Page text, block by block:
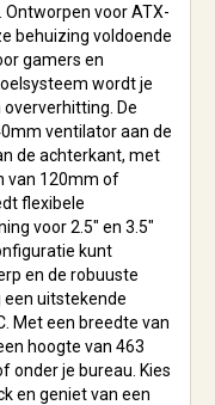
voor ATX-
behuizing voldoende
gamers en
wordt je
De
ventilator aan de
de achterkant, met
van 120mm of
flexibele
voor 2.5" en 3.5"
kunt
en de robuuste
uitstekende
Met een breedte van
hoogte van 463
onder je bureau. Kies
en geniet van een